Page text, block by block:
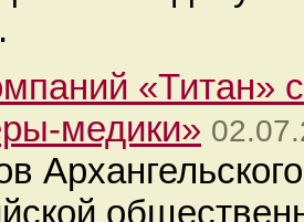
«Титан»
медики»